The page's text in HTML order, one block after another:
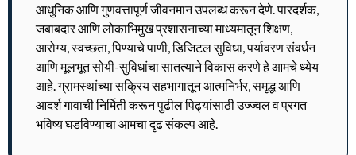
आधुनिक आणि गुणवत्तापूर्ण जीवनमान उपलब्ध करून देणे. पारदर्शक,
जबाबदार आणि लोकाभिमुख प्रशासनाच्या माध्यमातून शिक्षण,
आरोग्य, स्वच्छता, पिण्याचे पाणी, डिजिटल सुविधा, पर्यावरण संवर्धन
आणि मूलभूत सोयी-सुविधांचा सातत्याने विकास करणे हे आमचे ध्येय
आहे. ग्रामस्थांच्या सक्रिय सहभागातून आत्मनिर्भर, समृद्ध आणि
आदर्श गावाची निर्मिती करून पुढील पिढ्यांसाठी उज्ज्वल व प्रगत
भविष्य घडविण्याचा आमचा दृढ संकल्प आहे.